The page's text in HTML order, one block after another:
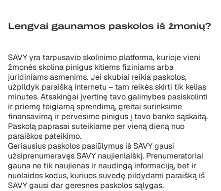
Lengvai gaunamos paskolos iš žmonių?
SAVY yra tarpusavio skolinimo platforma, kurioje vieni
žmonės skolina pinigus kitiems fiziniams arba
juridiniams asmenims. Jei skubiai reikia paskolos,
užpildyk paraišką internetu – tam reikės skirti tik kelias
minutes. Atsakingai įvertinę tavo galimybes pasiskolinti
ir priėmę teigiamą sprendimą, greitai surinksime
finansavimą ir pervesime pinigus į tavo banko sąskaitą.
Paskolą paprasai suteikiame per vieną dieną nuo
paraiškos pateikimo.
Geriausius paskolos pasiūlymus iš SAVY gausi
užsiprenumeravęs SAVY naujienlaiškį. Prenumeratoriai
gauna ne tik naujienas ir naudingą informaciją, bet ir
nuolaidos kodus, kuriuos suvedę pildydami paraišką iš
SAVY gausi dar geresnes paskolos sąlygas.